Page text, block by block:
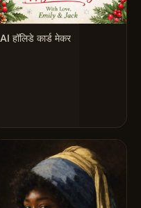
AI हॉलिडे कार्ड मेकर